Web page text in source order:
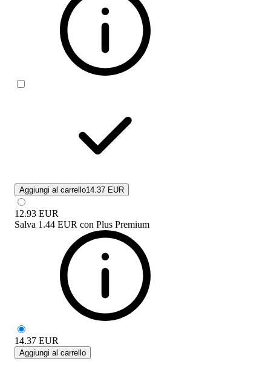
Aggiungi al carrello14.37 EUR
12.93 EUR
Salva 1.44 EUR con Plus Premium
14.37 EUR
Aggiungi al carrello